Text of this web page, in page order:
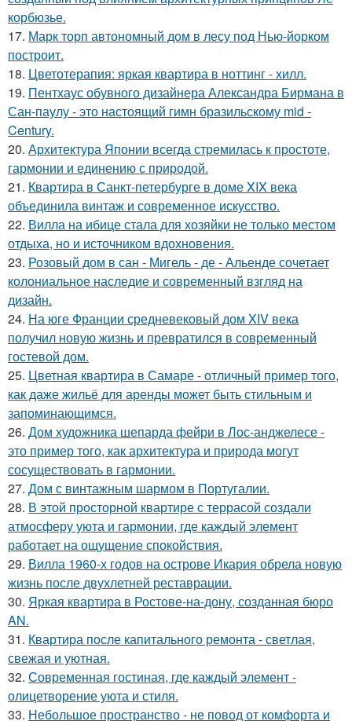
корбюзье.
17. Марк торп автономный дом в лесу под Нью-йорком
построит.
18. Цветотерапия: яркая квартира в ноттинг - хилл.
19. Пентхаус обувного дизайнера Александра Бирмана в
Сан-паулу - это настоящий гимн бразильскому mid -
Century.
20. Архитектура Японии всегда стремилась к простоте,
гармонии и единению с природой.
21. Квартира в Санкт-петербурге в доме XIX века
объединила винтаж и современное искусство.
22. Вилла на ибице стала для хозяйки не только местом
отдыха, но и источником вдохновения.
23. Розовый дом в сан - Мигель - де - Альенде сочетает
колониальное наследие и современный взгляд на
дизайн.
24. На юге Франции средневековый дом XIV века
получил новую жизнь и превратился в современный
гостевой дом.
25. Цветная квартира в Самаре - отличный пример того,
как даже жильё для аренды может быть стильным и
запоминающимся.
26. Дом художника шепарда фейри в Лос-анджелесе -
это пример того, как архитектура и природа могут
сосуществовать в гармонии.
27. Дом с винтажным шармом в Португалии.
28. В этой просторной квартире с террасой создали
атмосферу уюта и гармонии, где каждый элемент
работает на ощущение спокойствия.
29. Вилла 1960-х годов на острове Икария обрела новую
жизнь после двухлетней реставрации.
30. Яркая квартира в Ростове-на-дону, созданная бюро
AN.
31. Квартира после капитального ремонта - светлая,
свежая и уютная.
32. Современная гостиная, где каждый элемент -
олицетворение уюта и стиля.
33. Небольшое пространство - не повод от комфорта и